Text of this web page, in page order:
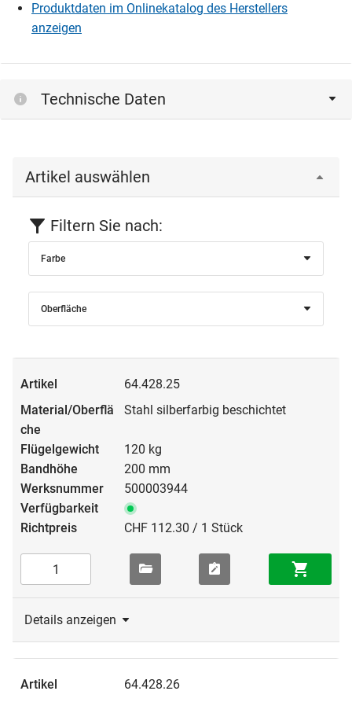
Produktdaten im Onlinekatalog des Herstellers
anzeigen
Technische Daten
Artikel auswählen
Filtern Sie nach:
Farbe
Oberfläche
64.428.25
Stahl silberfarbig beschichtet
120 kg
200 mm
500003944
CHF 112.30 / 1 Stück
Details anzeigen
64.428.26